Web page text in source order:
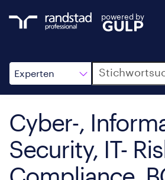
powered by
Experten
Suche
Cyber-,
Security, IT-